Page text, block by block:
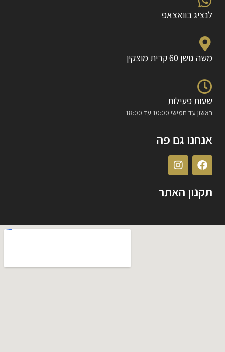
לנציג בוואצאפ
משה גושן 60 קרית מוצקין
שעות פעילות
ראשון עד חמישי 10:00 עד 18:00
אנחנו גם פה
תקנון האתר